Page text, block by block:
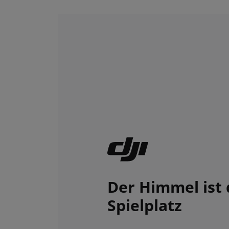
Der Himmel ist
Spielplatz